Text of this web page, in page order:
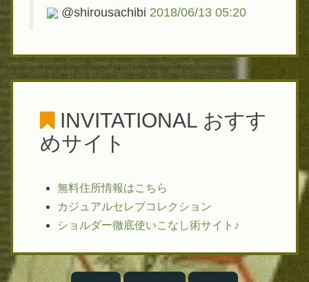
@shirousachibi 2018/06/13 05:20
INVITATIONAL おすす
めサイト
無料住所情報はこちら
カジュアルセレブコレクション
ショルダー徹底使いこなし術サイト♪